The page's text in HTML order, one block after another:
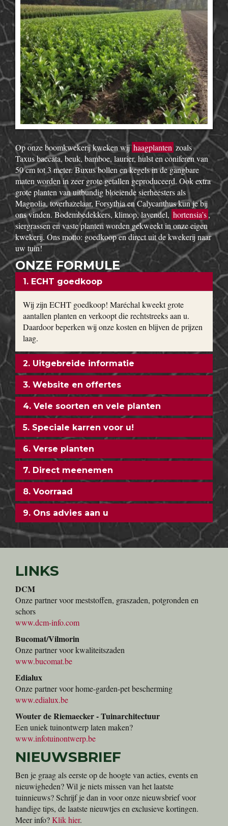
Op onze boomkwekerij kweken wijhaagplanten zoals
Taxus baccata, beuk, bamboe, laurier, hulst en coniferen van
50 cm tot 3 meter. Buxus bollen en kegels in de gangbare
maten worden in zeer grote getallen geproduceerd. Ook extra
grote planten van uitbundig bloeiende sierheesters als
Magnolia, toverhazelaar, Forsythia en Calycanthus kun je bij
ons vinden. Bodembedekkers, klimop, lavendel, hortensia’s,
siergrassen en vaste planten worden gekweekt in onze eigen
kwekerij. Ons motto: goedkoop en direct uit de kwekerij naar
uw tuin!
ONZE FORMULE
1. ECHT goedkoop
Wij zijn ECHT goedkoop! Maréchal kweekt grote
aantallen planten en verkoopt die rechtstreeks aan u.
Daardoor beperken wij onze kosten en blijven de prijzen
laag.
2. Uitgebreide informatie
3. Website en offertes
4. Vele soorten en vele planten
5. Speciale karren voor u!
6. Verse planten
7. Direct meenemen
8. Voorraad
9. Ons advies aan u
LINKS
DCM
Onze partner voor meststoffen, graszaden, potgronden en
schors
www.dcm-info.com
Bucomat/Vilmorin
Onze partner voor kwaliteitszaden
www.bucomat.be
Edialux
Onze partner voor home-garden-pet bescherming
www.edialux.be
Wouter de Riemaecker - Tuinarchitectuur
Een uniek tuinontwerp laten maken?
www.infotuinontwerp.be
NIEUWSBRIEF
Ben je graag als eerste op de hoogte van acties, events en
nieuwigheden? Wil je niets missen van het laatste
tuinnieuws? Schrijf je dan in voor onze nieuwsbrief voor
handige tips, de laatste nieuwtjes en exclusieve kortingen.
Meer info?Klik hier.